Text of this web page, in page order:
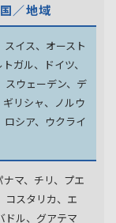
／地域
イス、オースト
ガル、ドイツ、
ウェーデン、 デ
ギリシャ、ノルウ
ロシア、ウクライ
マ、チリ、プエ
コスタリカ、エ
ドル、グアテマ